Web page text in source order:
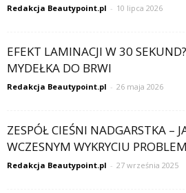
Redakcja Beautypoint.pl - 10 lipca 2026
EFEKT LAMINACJI W 30
MYDEŁKA DO BRWI
Redakcja Beautypoint.pl - 26 maja 2026
ZESPÓŁ CIEŚNI NADGARSTKA –
WCZESNYM WYKRYCIU
Redakcja Beautypoint.pl - 27 września 2025